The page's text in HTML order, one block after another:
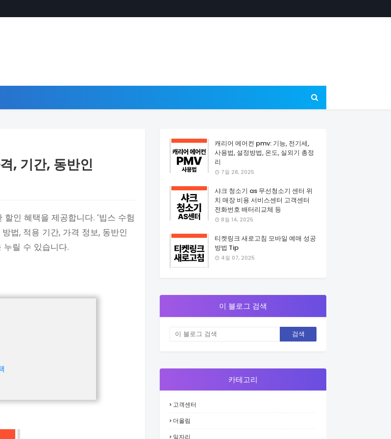
, 기간, 동반인
인 혜택을 제공합니다. ‘빕스 수험
법, 적용 기간, 가격 정보, 동반인
릴 수 있습니다.
캐리어 에어컨 pmv: 기능, 전기세,
사용법, 설정방법, 온도, 실외기 총정
리
7월 28, 2025
샤크 청소기 as 무선청소기 센터 위
치 매장 비용 서비스센터 고객센터
전화번호 배터리교체 등
8월 14, 2025
티켓링크 새로고침 모바일 예매 성공
방법 Tip
4월 07, 2025
이 블로그 검색
카테고리
고객센터
더올림
일자리